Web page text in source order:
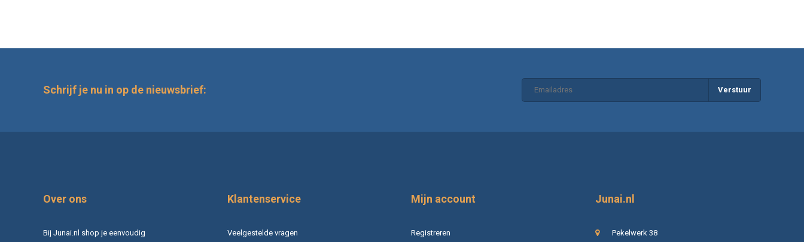
Schrijf je nu in op de nieuwsbrief: Verstuur
Over ons
Bij Junai.nl shop je eenvoudig
Klantenservice
Veelgestelde vragen
Mijn account
Registreren
Junai.nl
Pekelwerk 38